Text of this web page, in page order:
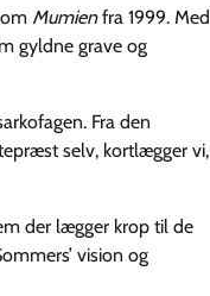
Mumienfra 1999. Med
gyldne grave og
Fra den
selv, kortlægger vi,
der lægger krop til de
vision og